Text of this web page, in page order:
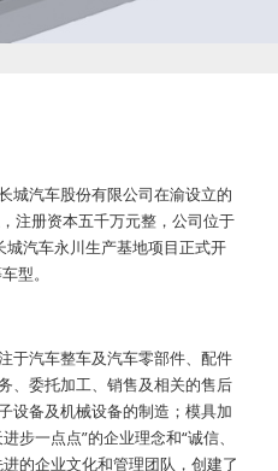
城汽车股份有限公司在渝设立的
注册资本五千万元整，公司位于
汽车永川生产基地项目正式开
型。
于汽车整车及汽车零部件、配件
、委托加工、销售及相关的售后
设备及机械设备的制造；模具加
步一点点”的企业理念和“诚信、
的企业文化和管理团队，创建了